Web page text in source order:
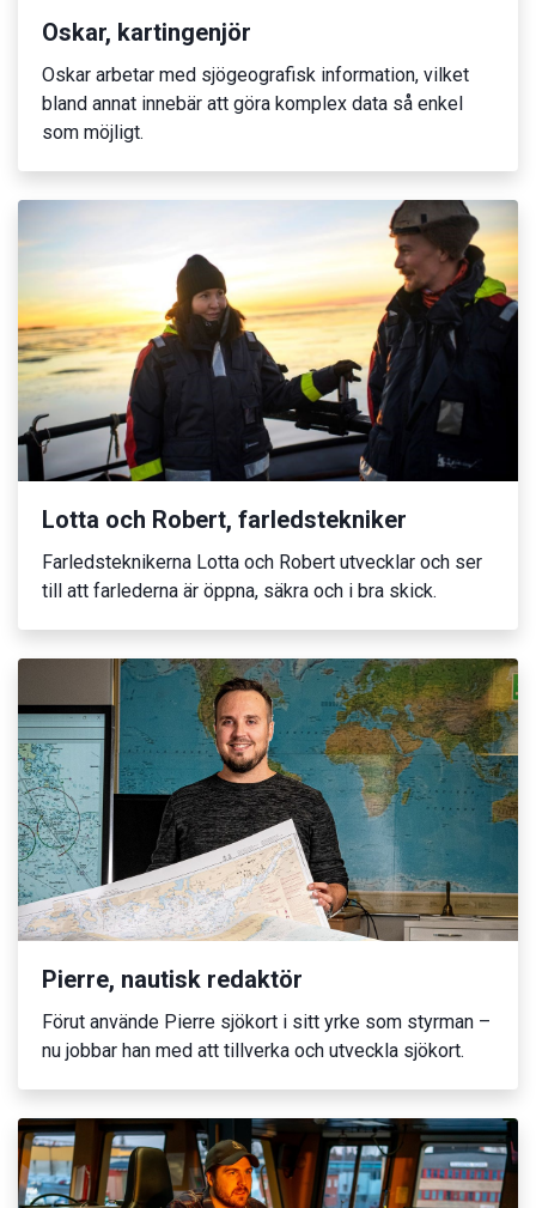
Oskar, kartingenjör
Oskar arbetar med sjögeografisk information, vilket
bland annat innebär att göra komplex data så enkel
som möjligt.
Lotta och Robert, farledstekniker
Farledsteknikerna Lotta och Robert utvecklar och ser
till att farlederna är öppna, säkra och i bra skick.
Pierre, nautisk redaktör
Förut använde Pierre sjökort i sitt yrke som styrman –
nu jobbar han med att tillverka och utveckla sjökort.